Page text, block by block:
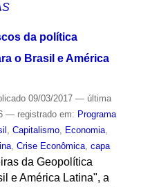
da política
o Brasil e América
09/03/2017 — última
— registrado em: Programa
, Capitalismo, Economia,
, Crise Econômica, capa
da Geopolítica
e América Latina", a